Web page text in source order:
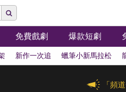
免費戲劇 爆款短劇
新作一次追 蠟筆小新馬拉松
「頻